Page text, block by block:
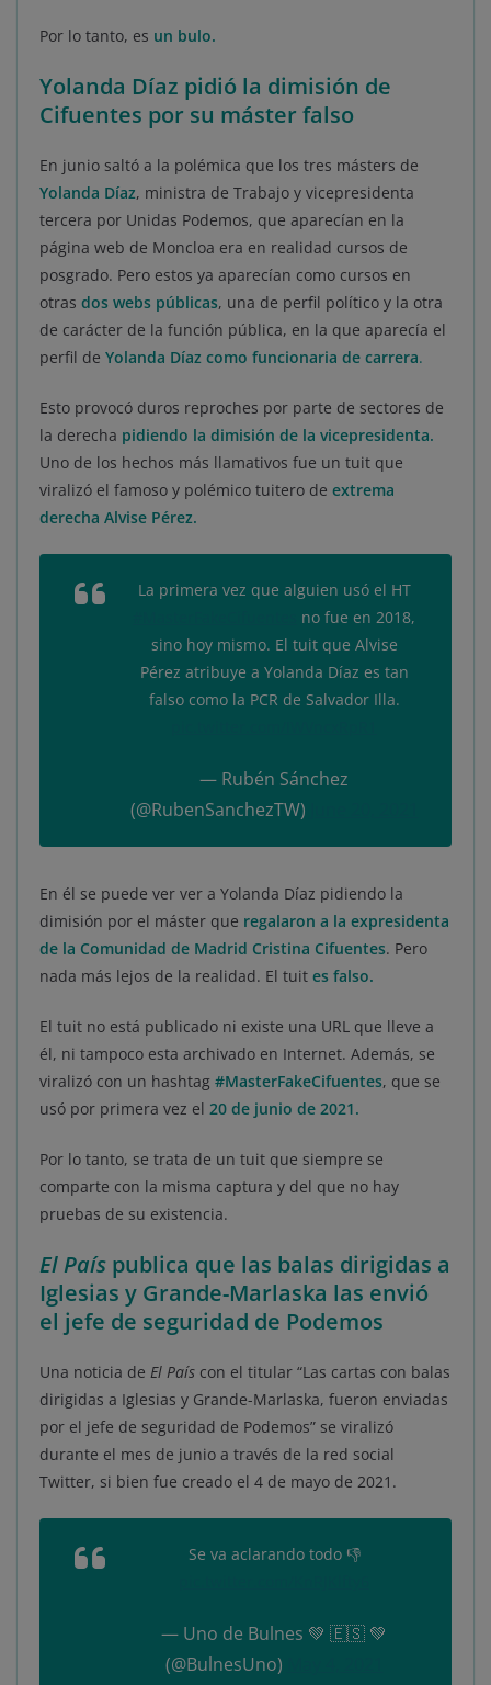
Por lo tanto, es un bulo.
Yolanda Díaz pidió la dimisión de
Cifuentes por su máster falso
En junio saltó a la polémica que los tres másters de
Yolanda Díaz, ministra de Trabajo y vicepresidenta
tercera por Unidas Podemos, que aparecían en la
página web de Moncloa era en realidad cursos de
posgrado. Pero estos ya aparecían como cursos en
otras dos webs públicas, una de perfil político y la otra
de carácter de la función pública, en la que aparecía el
perfil de Yolanda Díaz como funcionaria de carrera.
Esto provocó duros reproches por parte de sectores de
la derecha pidiendo la dimisión de la vicepresidenta.
Uno de los hechos más llamativos fue un tuit que
viralizó el famoso y polémico tuitero de extrema
derecha Alvise Pérez.
La primera vez que alguien usó el HT
no fue en 2018,
sino hoy mismo. El tuit que Alvise
Pérez atribuye a Yolanda Díaz es tan
falso como la PCR de Salvador Illa.
— Rubén Sánchez
(@RubenSanchezTW)
En él se puede ver ver a Yolanda Díaz pidiendo la
dimisión por el máster que regalaron a la expresidenta
de la Comunidad de Madrid Cristina Cifuentes. Pero
nada más lejos de la realidad. El tuit es falso.
El tuit no está publicado ni existe una URL que lleve a
él, ni tampoco esta archivado en Internet. Además, se
viralizó con un hashtag #MasterFakeCifuentes, que se
usó por primera vez el 20 de junio de 2021.
Por lo tanto, se trata de un tuit que siempre se
comparte con la misma captura y del que no hay
pruebas de su existencia.
El País publica que las balas dirigidas a
Iglesias y Grande-Marlaska las envió
el jefe de seguridad de Podemos
Una noticia de El País con el titular “Las cartas con balas
dirigidas a Iglesias y Grande-Marlaska, fueron enviadas
por el jefe de seguridad de Podemos” se viralizó
durante el mes de junio a través de la red social
Twitter, si bien fue creado el 4 de mayo de 2021.
Se va aclarando todo 👎
— Uno de Bulnes 💚 🇪🇸 💚
(@BulnesUno)